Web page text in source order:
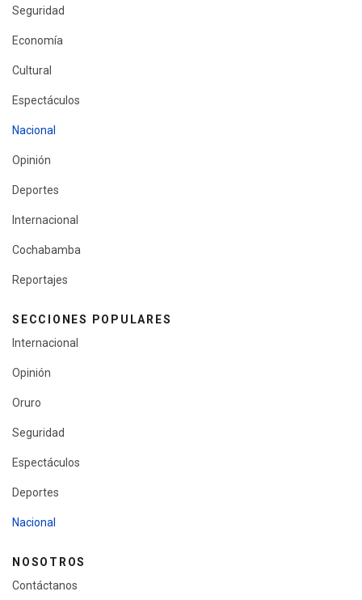
Seguridad
Economía
Cultural
Espectáculos
Nacional
Opinión
Deportes
Internacional
Cochabamba
Reportajes
SECCIONES POPULARES
Internacional
Opinión
Oruro
Seguridad
Espectáculos
Deportes
Nacional
NOSOTROS
Contáctanos